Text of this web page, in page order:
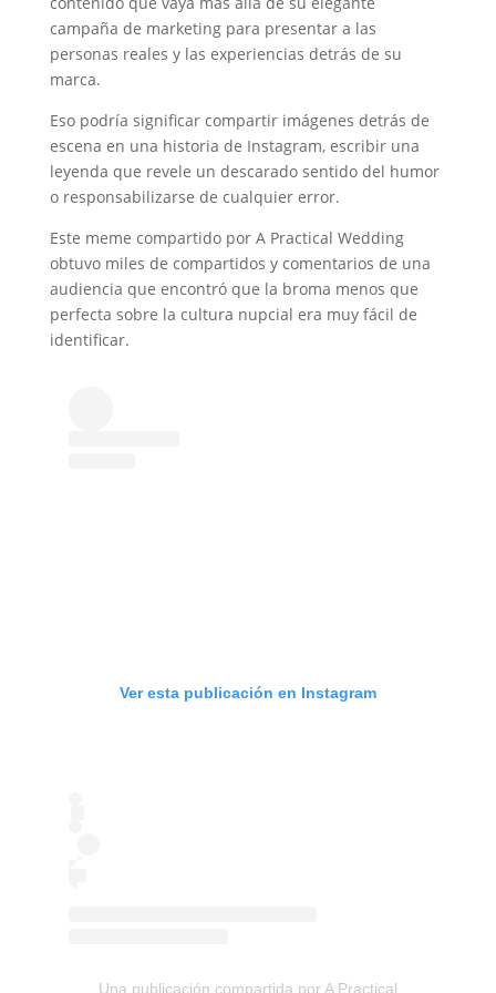
campaña de marketing para presentar a las
personas reales y las experiencias detrás de su
marca.
Eso podría significar compartir imágenes detrás de
escena en una historia de Instagram, escribir una
leyenda que revele un descarado sentido del humor
o responsabilizarse de cualquier error.
Este meme compartido por A Practical Wedding
obtuvo miles de compartidos y comentarios de una
audiencia que encontró que la broma menos que
perfecta sobre la cultura nupcial era muy fácil de
identificar.
Ver esta publicación en Instagram
Una publicación compartida por A Practical